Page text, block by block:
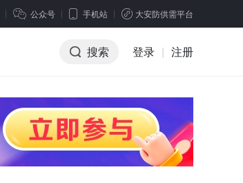
公众号 手机站 大安防供需平台
搜索 登录 | 注册